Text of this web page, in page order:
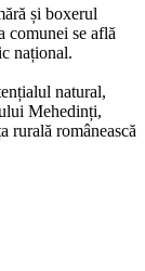
și boxerul
comunei se află
național.
natural,
Mehedinți,
rurală românească